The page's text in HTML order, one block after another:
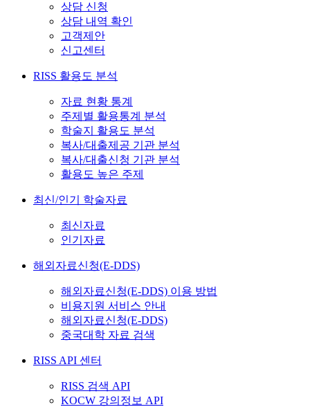
상담 신청
상담 내역 확인
고객제안
신고센터
RISS 활용도 분석
자료 현황 통계
주제별 활용통계 분석
학술지 활용도 분석
복사/대출제공 기관 분석
복사/대출신청 기관 분석
활용도 높은 주제
최신/인기 학술자료
최신자료
인기자료
해외자료신청(E-DDS)
해외자료신청(E-DDS) 이용 방법
비용지원 서비스 안내
해외자료신청(E-DDS)
중국대학 자료 검색
RISS API 센터
RISS 검색 API
KOCW 강의정보 API